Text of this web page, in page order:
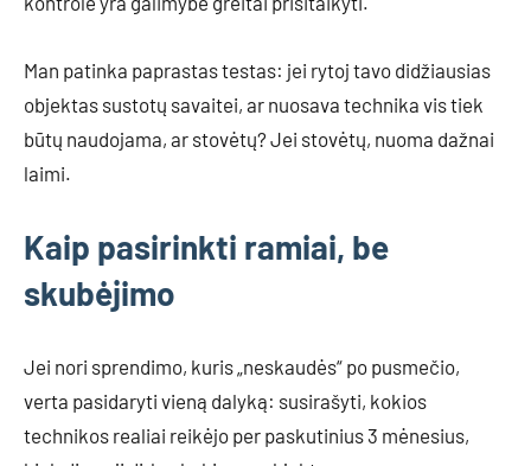
Man patinka paprastas testas: jei rytoj tavo didžiausias
objektas sustotų savaitei, ar nuosava technika vis tiek
būtų naudojama, ar stovėtų? Jei stovėtų, nuoma dažnai
laimi.
Kaip pasirinkti ramiai, be
skubėjimo
Jei nori sprendimo, kuris „neskaudės“ po pusmečio,
verta pasidaryti vieną dalyką: susirašyti, kokios
technikos realiai reikėjo per paskutinius 3 mėnesius,